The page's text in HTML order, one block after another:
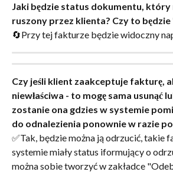
Jaki będzie status dokumentu, który
ruszony przez klienta? Czy to
🔄Przy tej fakturze będzie widoczny
Czy jeśli klient zaakceptuje fakturę,
niewłaściwa - to mogę sama usunąć
zostanie ona gdzies w systemie
do odnalezienia ponownie w razie
✅Tak, będzie można ją odrzucić, takie
systemie miały status iformujący o
można sobie tworzyć w zakładce